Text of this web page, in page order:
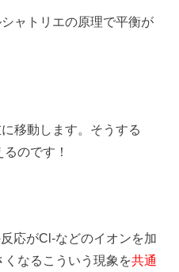
ャトリエの原理で平衡が
移動します。そうする
のです！
応がCl-などのイオンを加
くなるこういう現象を共通